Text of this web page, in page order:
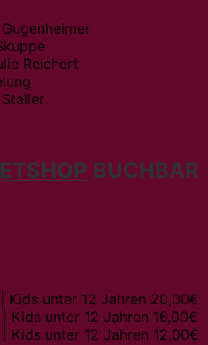
Reichert
BUCHBAR
Kids unter 12 Jahren 20,00€
Kids unter 12 Jahren 16,00€
Kids unter 12 Jahren 12,00€